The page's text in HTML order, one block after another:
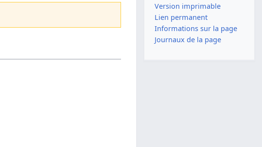
Version imprimable
Lien permanent
Informations sur la page
Journaux de la page